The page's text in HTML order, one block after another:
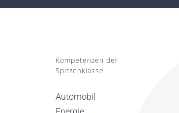
Kompetenzen der
Spitzenklasse
Automobil